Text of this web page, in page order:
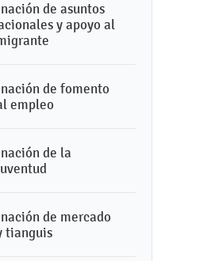
de asuntos
y apoyo al
de fomento
empleo
de la
de mercado
tianguis